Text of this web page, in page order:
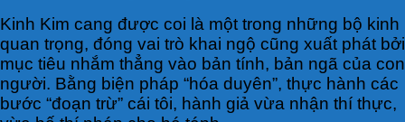
Kinh Kim cang được coi là một trong những bộ kinh
quan trọng, đóng vai trò khai ngộ cũng xuất phát bởi
mục tiêu nhắm thẳng vào bản tính, bản ngã của con
người. Bằng biện pháp “hóa duyên”, thực hành các
bước “đoạn trừ” cái tôi, hành giả vừa nhận thí thực,